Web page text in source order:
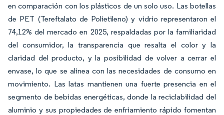
en comparación con los plásticos de un solo uso. Las botellas
de PET (Tereftalato de Polietileno) y vidrio representaron el
74,12% del mercado en 2025, respaldadas por la familiaridad
del consumidor, la transparencia que resalta el color y la
claridad del producto, y la posibilidad de volver a cerrar el
envase, lo que se alinea con las necesidades de consumo en
movimiento. Las latas mantienen una fuerte presencia en el
segmento de bebidas energéticas, donde la reciclabilidad del
aluminio y sus propiedades de enfriamiento rápido fomentan